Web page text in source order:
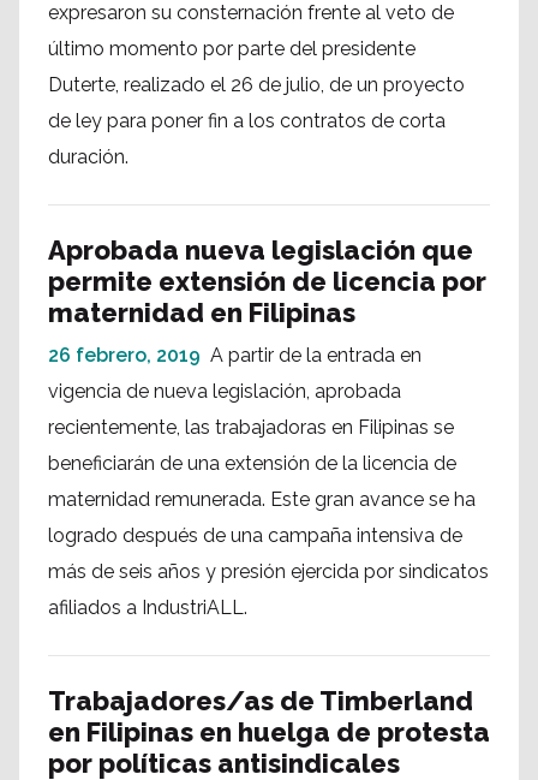
expresaron su consternación frente al veto de
último momento por parte del presidente
Duterte, realizado el 26 de julio, de un proyecto
de ley para poner fin a los contratos de corta
duración.
Aprobada nueva legislación que
permite extensión de licencia por
maternidad en Filipinas
26 febrero, 2019 A partir de la entrada en
vigencia de nueva legislación, aprobada
recientemente, las trabajadoras en Filipinas se
beneficiarán de una extensión de la licencia de
maternidad remunerada. Este gran avance se ha
logrado después de una campaña intensiva de
más de seis años y presión ejercida por sindicatos
afiliados a IndustriALL.
Trabajadores/as de Timberland
en Filipinas en huelga de protesta
por políticas antisindicales